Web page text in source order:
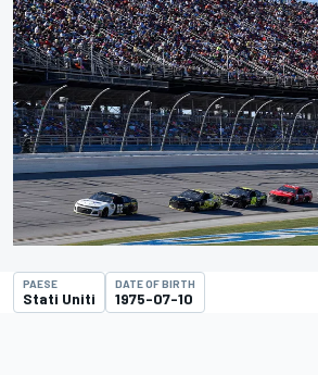
PAESE
Stati Uniti
DATE OF BIRTH
1975-07-10